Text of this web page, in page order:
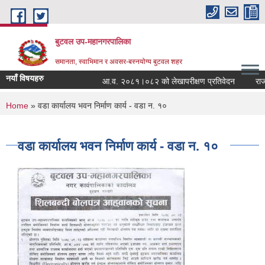
Skip to main content
बुटवल उप-महानगरपालिका
समानता, स्वाभिमान र अवसर-बस्नयोग्य बुटवल शहर
नयाँ विषयहरु आ.व. २०८१।०८२ को लेखापरीक्षण प्रतिवेदन
You are here
Home » वडा कार्यालय भवन निर्माण कार्य - वडा न. १०
वडा कार्यालय भवन निर्माण कार्य - वडा न. १०